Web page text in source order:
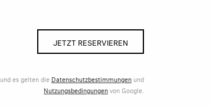
JETZT RESERVIEREN
es gelten die Datenschutzbestimmungen und
Nutzungsbedingungenvon Google.